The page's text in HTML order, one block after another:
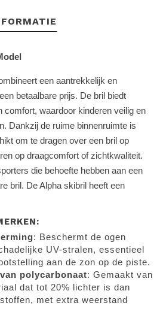
een aantrekkelijk en
betaalbare prijs. De bril biedt
comfort, waardoor kinderen veilig en
Dankzij de ruime binnenruimte is
om te dragen over een bril op
op draagcomfort of zichtkwaliteit.
die behoefte hebben aan een
bril. De Alpha skibril heeft een
: Beschermt de ogen
UV-stralen, essentieel
aan de zon op de piste.
polycarbonaat: Gemaakt van
dat tot 20% lichter is dan
met extra weerstand